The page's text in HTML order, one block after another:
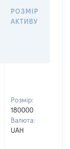
РОЗМІР
АКТИВУ
Розмір:
180000
Валюта:
UAH